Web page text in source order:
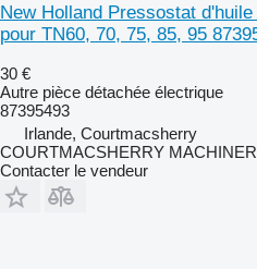
New Holland Pressostat
pour TN60, 70, 75, 85, 95
30 €
Autre pièce détachée électrique
87395493
Irlande, Courtmacsherry
COURTMACSHERRY
Contacter le vendeur